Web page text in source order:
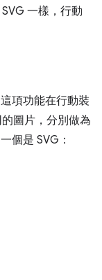
一樣，行動
項功能在行動裝
圖片，分別做為
個是 SVG：